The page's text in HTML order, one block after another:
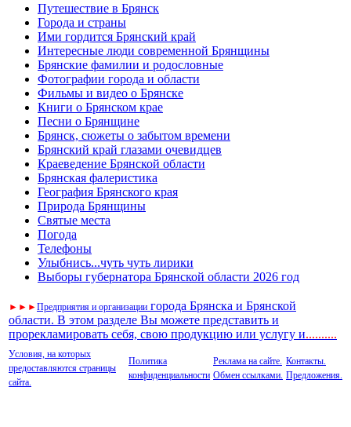
Путешествие в Брянск
Города и страны
Ими гордится Брянский край
Интересные люди современной Брянщины
Брянские фамилии и родословные
Фотографии города и области
Фильмы и видео о Брянске
Книги о Брянском крае
Песни о Брянщине
Брянск, сюжеты о забытом времени
Брянский край глазами очевидцев
Краеведение Брянской области
Брянская фалеристика
География Брянского края
Природа Брянщины
Святые места
Погода
Телефоны
Улыбнись...чуть чуть лирики
Выборы губернатора Брянской области 2026 год
► ► ►Предприятия и организации города Брянска и Брянской
области. В этом разделе Вы можете представить и
прорекламировать себя, свою продукцию или услугу и..........
Условия, на которых
предоставляются страницы
сайта.
Политика
конфиденциальности
Реклама на сайте.
Обмен ссылками.
Контакты.
Предложения.